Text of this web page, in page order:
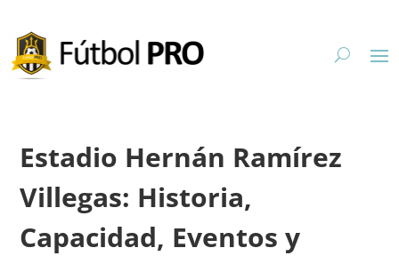
Estadio Hernán Ramírez
Villegas: Historia,
Capacidad, Eventos y